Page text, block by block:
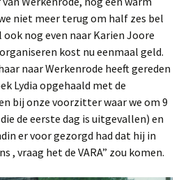
niet meer terug om half zes bel
nog even naar Karien Joore
kost nu eenmaal geld.
naar Werkenrode heeft gereden
Lydia opgehaald met de
bij onze voorzitter waar we om 9
de eerste dag is uitgevallen) en
er voor gezorgd had dat hij in
, vraag het de VARA” zou komen.